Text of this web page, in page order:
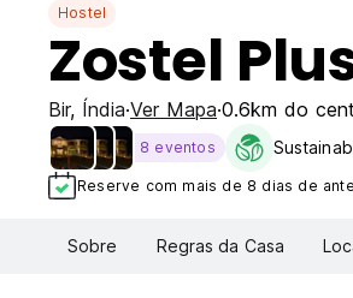
Hostel
Zostel
Bir, Índia Ver Mapa 0.6km do
8 eventos
Reserve com mais de 8 dias de
Sobre Regras da Casa